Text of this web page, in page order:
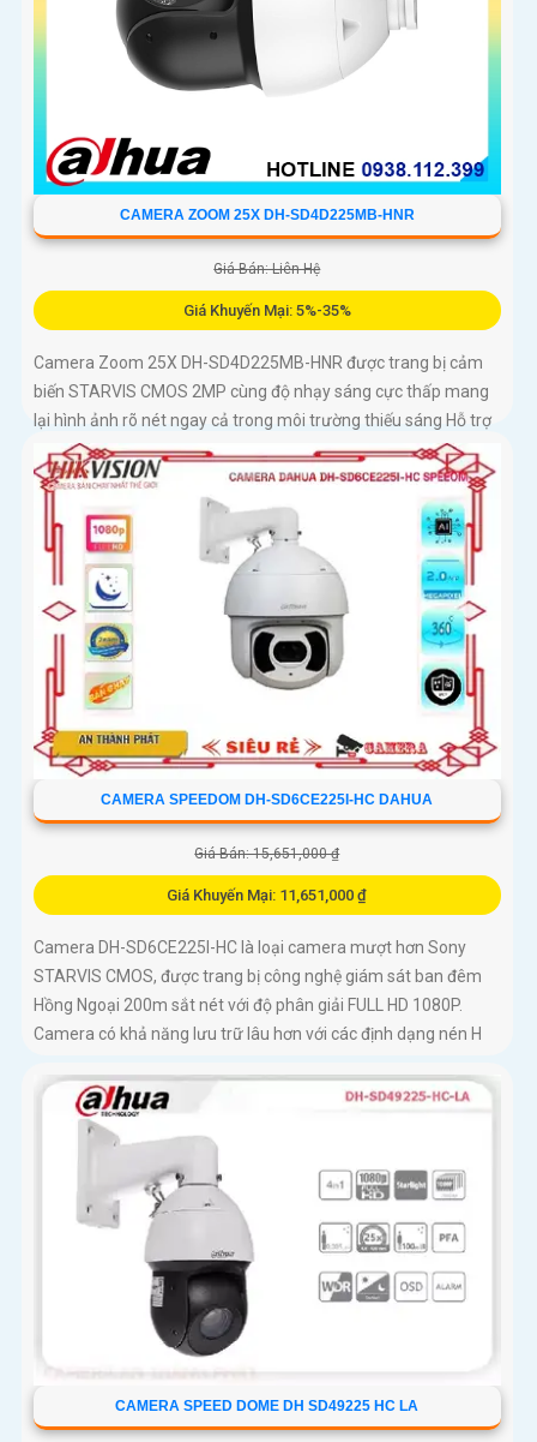
CAMERA ZOOM 25X DH-SD4D225MB-HNR
Giá Bán: Liên Hệ
Giá Khuyến Mại: 5%-35%
Camera Zoom 25X DH-SD4D225MB-HNR được trang bị cảm
biến STARVIS CMOS 2MP cùng độ nhạy sáng cực thấp mang
lại hình ảnh rõ nét ngay cả trong môi trường thiếu sáng Hỗ trợ
zoom quang học 25X kết hợp chiếu sáng kép thông minh với
tầm xa hồng ngoại 100m và LED ấm 50m Tính năng quay
quét linh hoạt cùng chuẩn chống nước IP67 giúp quan sát ổn
định ngoài trời
CAMERA SPEEDOM DH-SD6CE225I-HC DAHUA
Giá Bán: 15,651,000 ₫
Giá Khuyến Mại: 11,651,000 ₫
Camera DH-SD6CE225I-HC là loại camera mượt hơn Sony
STARVIS CMOS, được trang bị công nghệ giám sát ban đêm
Hồng Ngoại 200m sắt nét với độ phân giải FULL HD 1080P.
Camera có khả năng lưu trữ lâu hơn với các định dạng nén H
CAMERA SPEED DOME DH SD49225 HC LA